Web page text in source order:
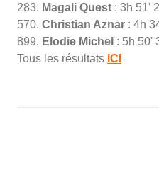
283. Magali Quest : 3h 51'
570. Christian Aznar : 4h
899. Elodie Michel : 5h 50'
Tous les résultats ICI